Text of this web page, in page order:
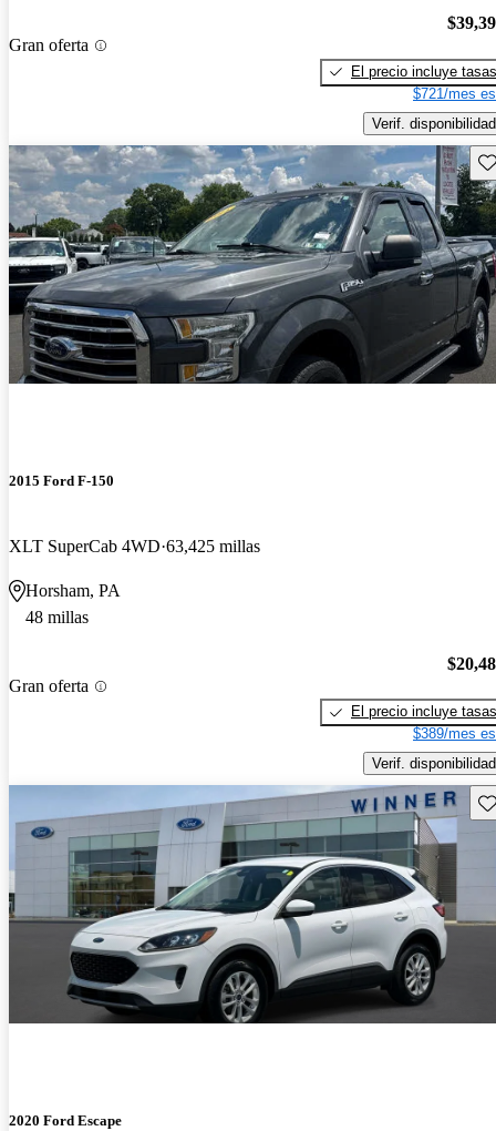
Gran oferta
El precio incluye tasas
$721/mes
Verif. disponibilidad
2015 Ford F-150
XLT SuperCab 4WD 63,425 millas
Horsham, PA
48 millas
Gran oferta
El precio incluye tasas
$389/mes
Verif. disponibilidad
2020 Ford Escape